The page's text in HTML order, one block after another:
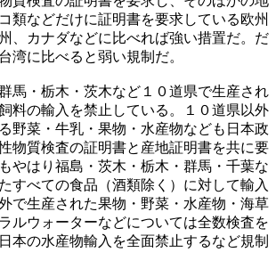
類などだけに証明書を要求している欧州
、カナダなどに比べれば強い措置だ。だ
湾に比べると弱い規制だ。
馬・栃木・茨木など１０道県で生産され
料の輸入を禁止している。１０道県以外
野菜・牛乳・果物・水産物なども日本政
物質検査の証明書と産地証明書を共に要
やはり福島・茨木・栃木・群馬・千葉な
すべての食品（酒類除く）に対して輸入
で生産された果物・野菜・水産物・海草
ルウォーターなどについては全数検査を
本の水産物輸入を全面禁止するなど規制